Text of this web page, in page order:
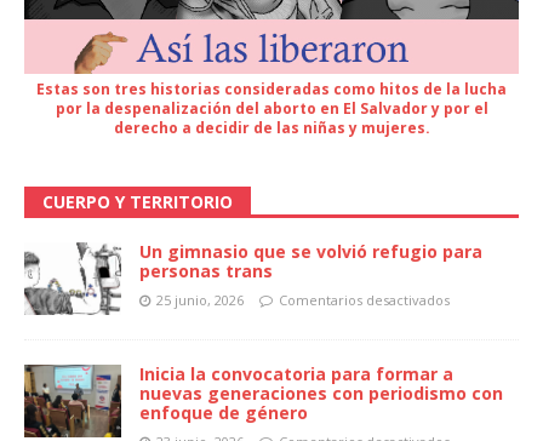
Estas son tres historias consideradas como hitos de la lucha
por la despenalización del aborto en El Salvador y por el
derecho a decidir de las niñas y mujeres.
CUERPO Y TERRITORIO
Un gimnasio que se volvió refugio para
personas trans
25 junio, 2026 Comentarios desactivados
Inicia la convocatoria para formar a
nuevas generaciones con periodismo con
enfoque de género